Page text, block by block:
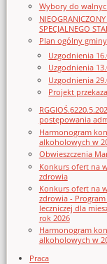
Wybory do
SPECJALNEGO
Plan ogólny gminy
Uzgodnienia
Uzgodnienia
Uzgodnienia
Projekt
postępowania
Harmonogram
alkoholowych w
Obwieszczenia
Konkurs ofert na
zdrowia
Konkurs ofert na
zdrowia -
leczniczej dla
rok 2026
Harmonogram
alkoholowych w
Praca